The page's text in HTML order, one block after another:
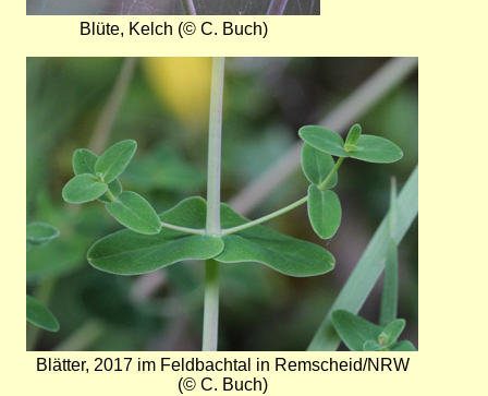
Blüte, Kelch (© C. Buch)
Bild
Blätter, 2017 im Feldbachtal in Remscheid/NRW
(© C. Buch)